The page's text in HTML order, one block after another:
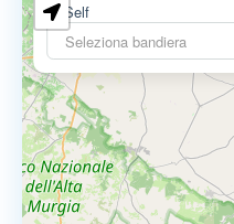
Self
Seleziona bandiera